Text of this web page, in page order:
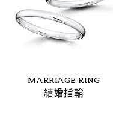
MARRIAGE RING
結婚指輪